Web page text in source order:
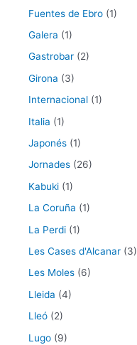
Fuentes de Ebro (1)
Galera (1)
Gastrobar (2)
Girona (3)
Internacional (1)
Italia (1)
Japonés (1)
Jornades (26)
Kabuki (1)
La Coruña (1)
La Perdi (1)
Les Cases d'Alcanar (3)
Les Moles (6)
Lleida (4)
Lleó (2)
Lugo (9)